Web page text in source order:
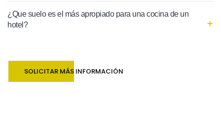
¿Que suelo es el más apropiado para una cocina de un
hotel?
SOLICITAR MÁS INFORMACIÓN